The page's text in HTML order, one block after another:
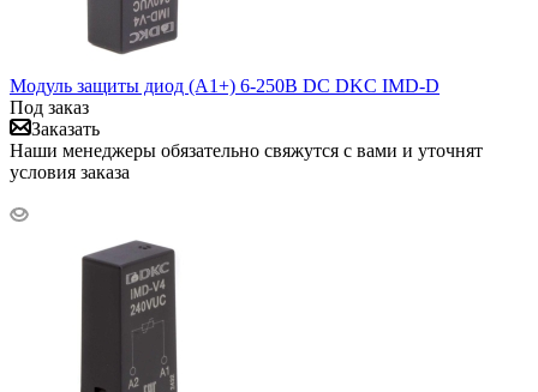
Модуль защиты диод (A1+) 6-250В DC DKC IMD-D
Под заказ
Заказать
Наши менеджеры обязательно свяжутся с вами и уточнят
условия заказа